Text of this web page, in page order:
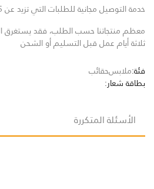
خدمة التوصيل مجانية للطلبات التي تزيد عن 15 دينار
معظم منتجاتنا حسب الطلب، فقد يستغرق
ثلاثة أيام عمل قبل التسليم أو الشحن
فئة:ملابسحقائب
بطاقة شعار:
الأسئلة المتكررة